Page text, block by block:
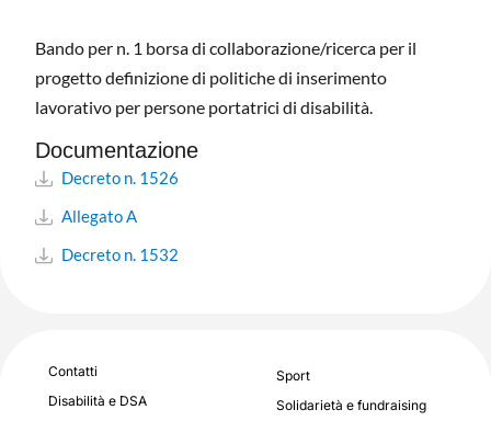
Bando per n. 1 borsa di collaborazione/ricerca per il
progetto definizione di politiche di inserimento
lavorativo per persone portatrici di disabilità.
Documentazione
Decreto n. 1526
Allegato A
Decreto n. 1532
Contatti
Disabilità e DSA
Sport
Solidarietà e fundraising